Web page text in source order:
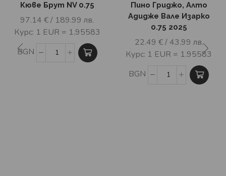
Кюве Брут NV 0.75
97.14€/ 189.99 лв.
Курс: 1 EUR = 1.95583
BGN
Пино Гриджо, Алто
Адидже Вале Изарко
0.75 2025
22.49 €/ 43.99 лв.
Курс: 1 EUR = 1.95583
BGN